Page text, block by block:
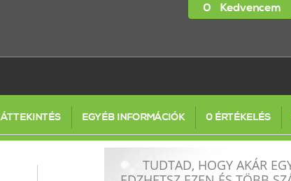
0 Kedvencem
ÁTTEKINTÉS EGYÉB INFORMÁCIÓK 0 ÉRTÉKELÉS